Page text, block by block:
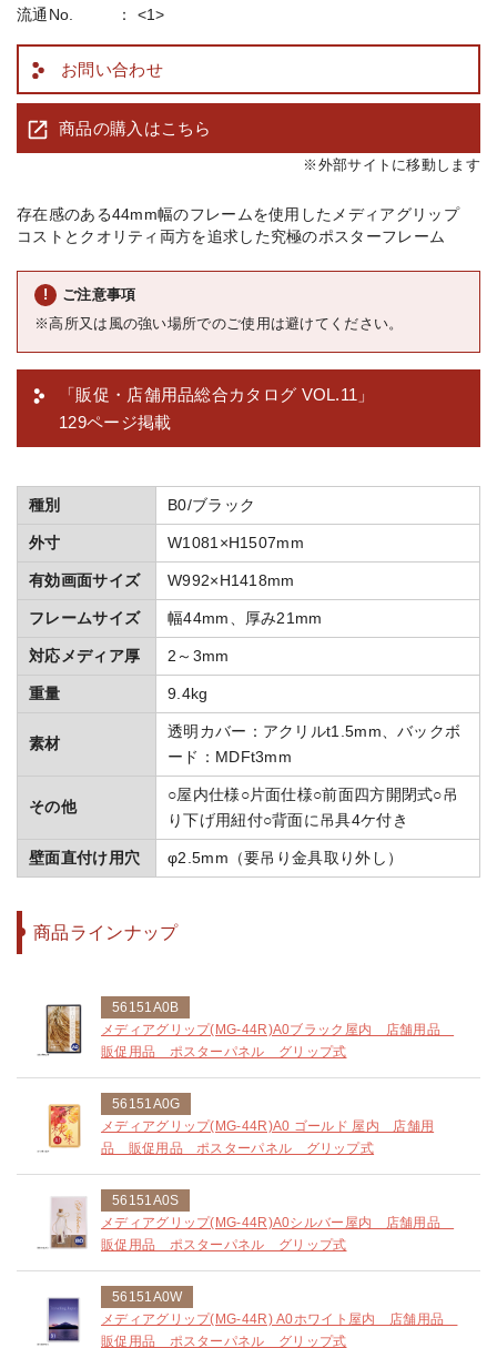
流通No.
<1>
お問い合わせ
商品の購入はこちら
※外部サイトに移動します
存在感のある44mm幅のフレームを使用したメディアグリップ
コストとクオリティ両方を追求した究極のポスターフレーム
ご注意事項
※高所又は風の強い場所でのご使用は避けてください。
「販促・店舗用品総合カタログ VOL.11」
129ページ掲載
種別 B0/ブラック
外寸 W1081×H1507mm
有効画面サイズ W992×H1418mm
フレームサイズ 幅44mm、厚み21mm
対応メディア厚 2～3mm
重量 9.4kg
素材
透明カバー：アクリルt1.5mm、バックボ
ード：MDFt3mm
その他
○屋内仕様○片面仕様○前面四方開閉式○吊
り下げ用紐付○背面に吊具4ケ付き
壁面直付け用穴 φ2.5mm（要吊り金具取り外し）
商品ラインナップ
56151A0B
メディアグリップ(MG-44R)A0ブラック屋内 店舗用品
販促用品 ポスターパネル グリップ式
56151A0G
メディアグリップ(MG-44R)A0 ゴールド 屋内 店舗用
品 販促用品 ポスターパネル グリップ式
56151A0S
メディアグリップ(MG-44R)A0シルバー屋内 店舗用品
販促用品 ポスターパネル グリップ式
56151A0W
メディアグリップ(MG-44R) A0ホワイト屋内 店舗用品
販促用品 ポスターパネル グリップ式